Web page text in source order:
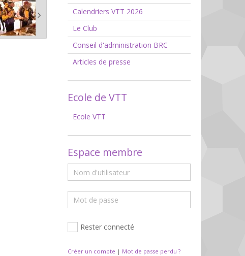
Calendriers VTT 2026
Le Club
Conseil d'administration BRC
Articles de presse
Ecole de VTT
Ecole VTT
Espace membre
Rester connecté
Créer un compte | Mot de passe perdu ?